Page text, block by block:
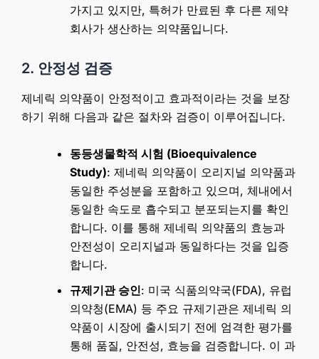
가지고 있지만, 특허가 만료된 후 다른 제약
회사가 생산하는 의약품입니다.
2. 안정성 검증
제네릭 의약품이 안정적이고 효과적이라는 것을 보장
하기 위해 다음과 같은 절차와 검증이 이루어집니다.
동등생물학적 시험 (Bioequivalence
Study): 제네릭 의약품이 오리지널 의약품과
동일한 주성분을 포함하고 있으며, 체내에서
동일한 속도로 흡수되고 분포되는지를 확인
합니다. 이를 통해 제네릭 의약품의 효능과
안전성이 오리지널과 동일하다는 것을 입증
합니다.
규제기관 승인: 미국 식품의약국(FDA), 유럽
의약청(EMA) 등 주요 규제기관은 제네릭 의
약품이 시장에 출시되기 전에 엄격한 평가를
통해 품질, 안전성, 효능을 검증합니다. 이 과